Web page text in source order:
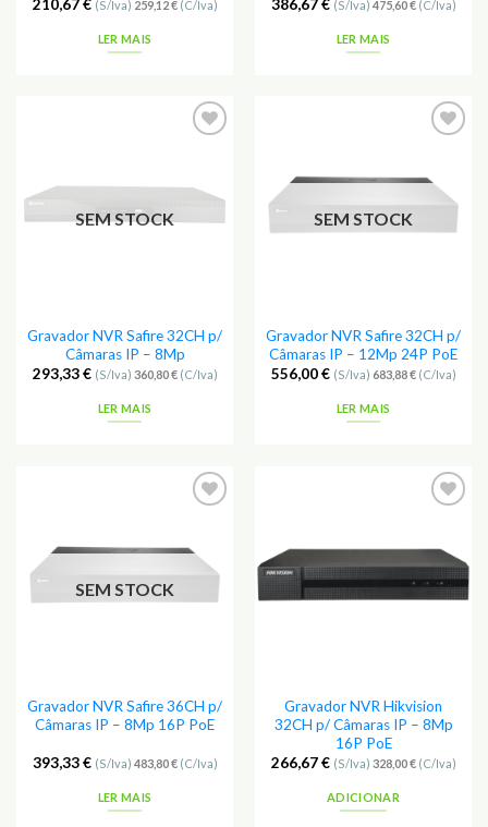
210,67€ (S/Iva) 259,12€(C/Iva)
LER MAIS
386,67€ (S/Iva) 475,60€(C/Iva)
LER MAIS
SEM STOCK
Gravador NVR Safire 32CH p/
Câmaras IP – 8Mp
293,33€ (S/Iva) 360,80€(C/Iva)
LER MAIS
Favoritos
SEM STOCK
Gravador NVR Safire 32CH p/
Câmaras IP – 12Mp 24P PoE
556,00€ (S/Iva) 683,88€(C/Iva)
LER MAIS
Favoritos
SEM STOCK
Gravador NVR Safire 36CH p/
Câmaras IP – 8Mp 16P PoE
393,33€ (S/Iva) 483,80€(C/Iva)
LER MAIS
Favoritos
Gravador NVR Hikvision
32CH p/ Câmaras IP – 8Mp
16P PoE
266,67€ (S/Iva) 328,00€(C/Iva)
ADICIONAR